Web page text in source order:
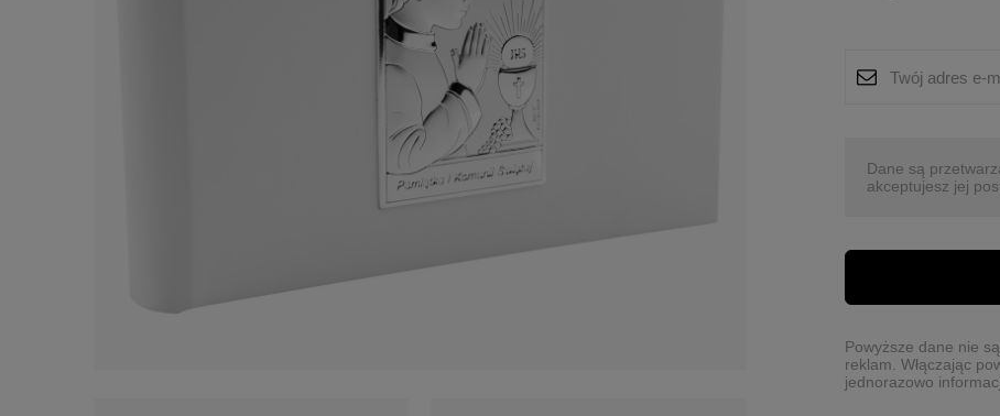
Dane są
akceptujesz jej
Powyższe dane nie
reklam. Włączając
jednorazowo